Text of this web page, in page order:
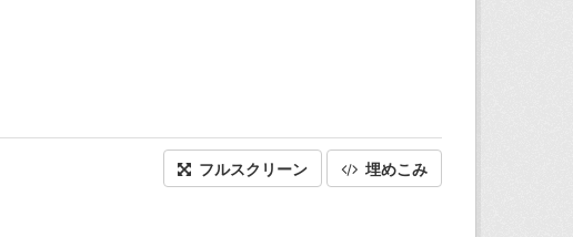
フルスクリーン 埋めこみ